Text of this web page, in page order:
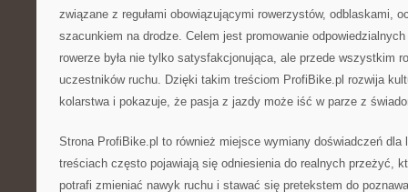
związane z regułami obowiązującymi rowerzystów, odblaskami,
szacunkiem na drodze. Celem jest promowanie
rowerze była nie tylko satysfakcjonująca, ale przede wszystkim
uczestników ruchu. Dzięki takim treściom ProfiBike.pl rozwija
kolarstwa i pokazuje, że pasja z jazdy może iść w parze z
Strona ProfiBike.pl to również miejsce wymiany doświadczeń dla
treściach często pojawiają się odniesienia do realnych przeżyć,
potrafi zmieniać nawyk ruchu i stawać się pretekstem do